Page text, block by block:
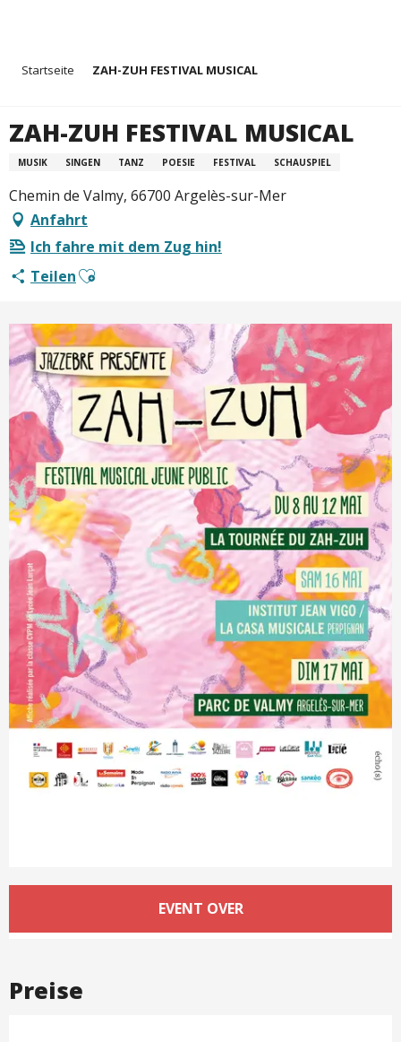
principal
Startseite ZAH-ZUH FESTIVAL MUSICAL
ZAH-ZUH FESTIVAL MUSICAL
MUSIK SINGEN TANZ POESIE FESTIVAL SCHAUSPIEL
Chemin de Valmy, 66700 Argelès-sur-Mer
Anfahrt
Ich fahre mit dem Zug hin!
TeilenAjouter aux favoris
Öffnungszeiten &
EVENT OVER
Preise